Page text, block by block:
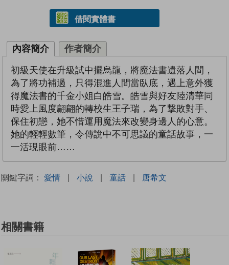
借閱實體書
內容簡介 作者簡介
初級天使在升級試中擺烏龍，將魔法書遺落人間，
為了將功補過，只得混進人間當臥底，遇上意外獲
得魔法書的千金小姐白皓雪。皓雪與好友陸清華同
時愛上風度翩翩的轉校生王子瑞，為了撃敗對手、
保住初戀，她不惜運用魔法來改變身邊人的心意。
她的輕輕數筆，令傳說中不可思議的童話故事，一
一活現眼前……
關鍵字詞： 愛情 | 小說 | 童話 | 唐希文
相關書籍